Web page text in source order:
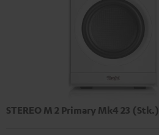
STEREO M 2 Primary Mk4 23 (Stk.)